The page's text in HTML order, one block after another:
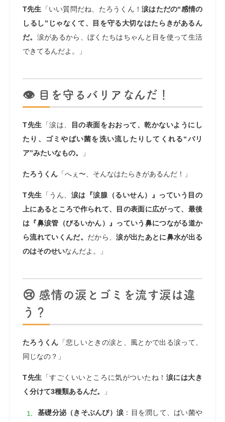
T先生 「いい質問だね、たろうくん！涙はただの“感情の
しるし”じゃなくて、目を守る大切なはたらきがあるん
だ。 涙があるから、ぼくたちはちゃんと目を使って生活
できてるんだよ。」
👁️ 目を守るバリアなんだ！
T先生 「涙は、
目の表面をおおって、乾かないようにし
たり、ゴミやばい菌を洗い流したりしてくれる“バリ
ア”みたいなもの。
」
たろうくん 「へぇ〜、そんなはたらきがあるんだ！」
T先生 「うん、 涙は『涙腺（るいせん）』っていう目の
上にあるところで作られて、目の表面に広がって、最後
は『鼻涙管（びるいかん）』っていう鼻につながる道か
ら流れていくんだ。 だから、涙が出たあとに鼻水が出る
のはそのせいなんだよ。」
😢 感情の涙とゴミを流す涙は違
う？
たろうくん 「悲しいときの涙と、風とかで出る涙って、
同じなの？」
T先生 「すごくいいところに気がついたね！ 涙には大き
く分けて3種類あるんだ。
」
基礎分泌（きそぶんぴ）涙 ：目を潤して、ばい菌や